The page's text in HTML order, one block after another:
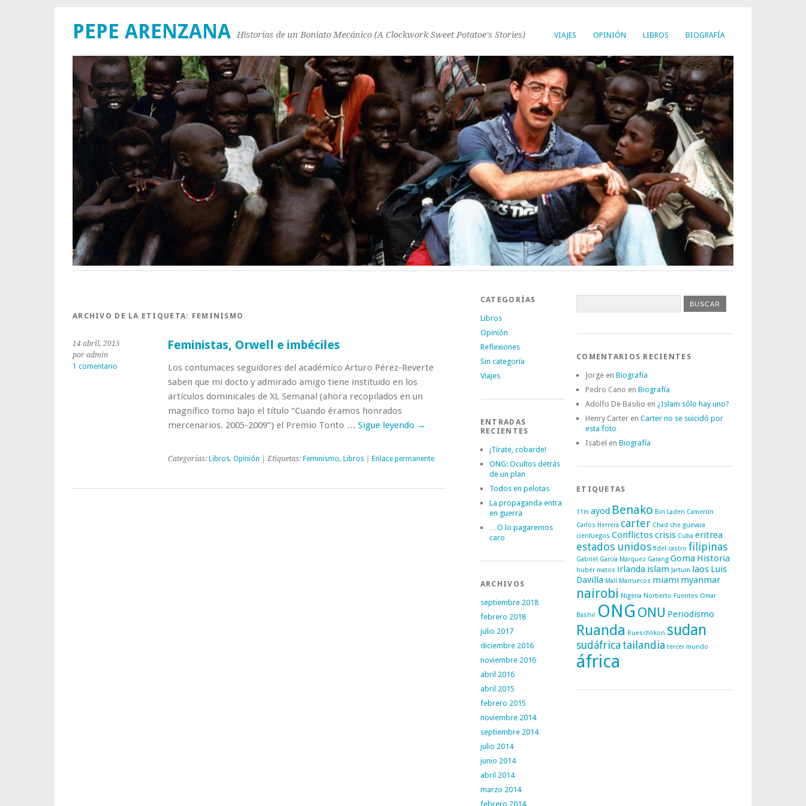
VIAJES OPINIÓN LIBROS BIOGRAFÍA
PEPE ARENZANA Historias de un Boniato Mecánico (A Clockwork Sweet Potatoe's Stories)
ARCHIVO DE LA ETIQUETA: FEMINISMO
14 abril, 2015
por admin
1 comentario
Feministas, Orwell e imbéciles
Los contumaces seguidores del académico Arturo Pérez-Reverte
saben que mi docto y admirado amigo tiene instituido en los
artículos dominicales de XL Semanal (ahora recopilados en un
magnífico tomo bajo el título “Cuando éramos honrados
mercenarios. 2005-2009”) el Premio Tonto … Sigue leyendo →
Categorías: Libros, Opinión | Etiquetas: Feminismo, Libros| Enlace permanente
CATEGORÍAS
Libros
Opinión
Reflexiones
Sin categoría
Viajes
ENTRADAS
RECIENTES
¡Tírate, cobarde!
ONG: Ocultos detrás
de un plan
Todos en pelotas
La propaganda entra
en guerra
…O lo pagaremos
caro
ARCHIVOS
septiembre 2018
febrero 2018
julio 2017
diciembre 2016
noviembre 2016
abril 2016
abril 2015
febrero 2015
noviembre 2014
septiembre 2014
julio 2014
junio 2014
abril 2014
marzo 2014
febrero 2014
COMENTARIOS RECIENTES
Jorge en Biografía
Pedro Cano en Biografía
Adolfo De Basilio en ¿Islam sólo hay uno?
Henry Carter en Carter no se suicidó por
esta foto
Isabel en Biografía
ETIQUETAS
11m ayod Benako Bin Laden Camerún
Carlos Herrera carter Chad che guevara
cienfuegos Conflictoscrisis Cuba eritrea
estados unidos fidel castro filipinas
Gabriel García Márquez Garang Goma Historia
huber matos irlanda islam Jartum laos Luis
Davilla Malí Marruecos miami myanmar
nairobi Nigeria Norberto Fuentes Omar
Bashir ONG ONU Periodismo
Ruanda Rueschlikon sudan
sudáfrica tailandia tercer mundo
áfrica